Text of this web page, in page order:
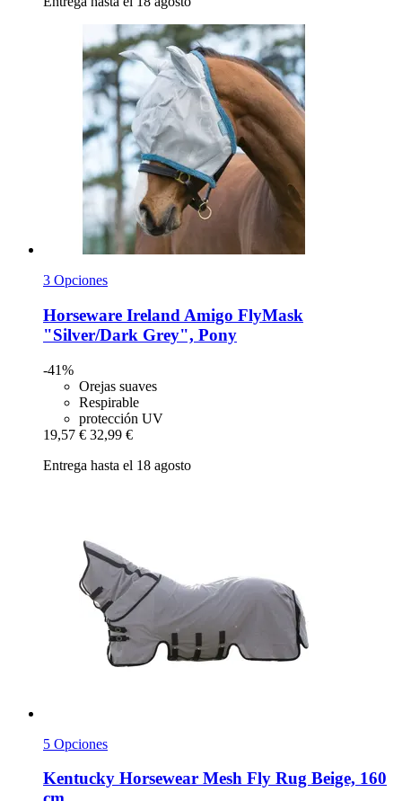
3 Opciones
Horseware Ireland Amigo FlyMask
"Silver/Dark Grey", Pony
-41%
Orejas suaves
Respirable
protección UV
19,57 € 32,99 €
Entrega hasta el 18 agosto
5 Opciones
Kentucky Horsewear Mesh Fly Rug Beige, 160